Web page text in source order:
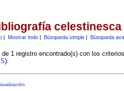
celestinesca
| Mostrar todo| Búsqueda simple| Búsqueda
de 1 registro encontrado(s) con los
):